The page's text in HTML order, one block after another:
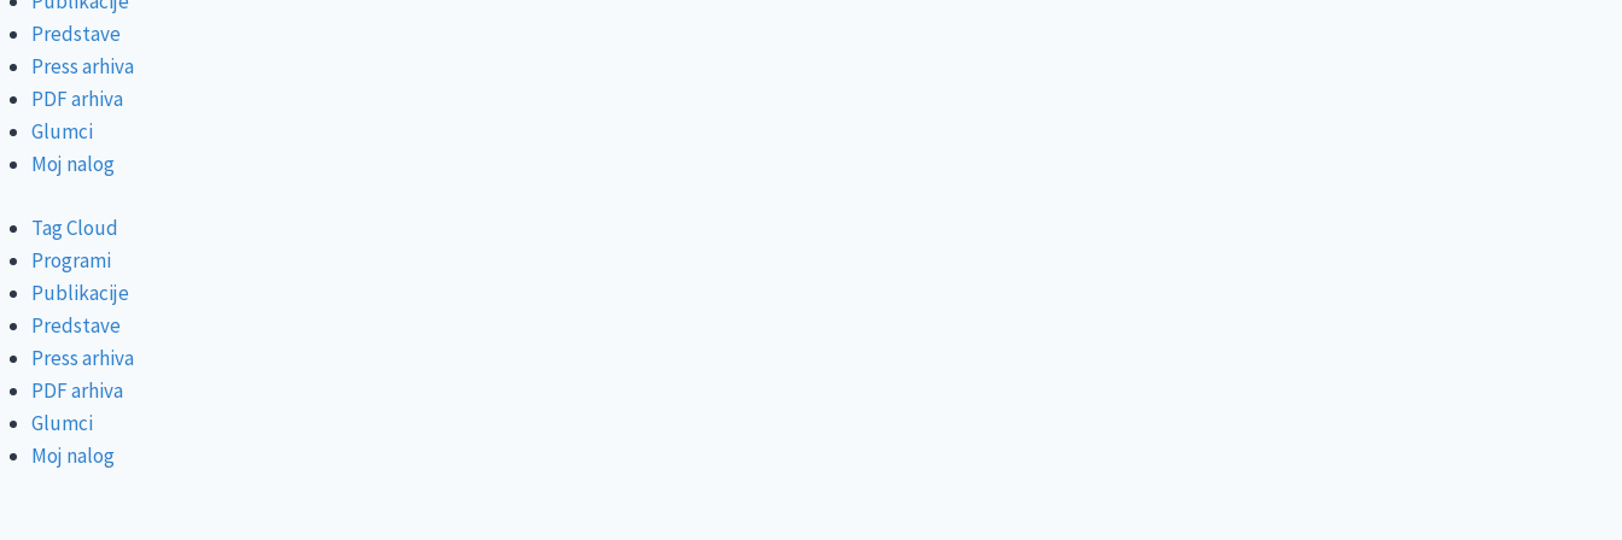
Predstave
Press arhiva
PDF arhiva
Glumci
Moj nalog
Tag Cloud
Programi
Publikacije
Predstave
Press arhiva
PDF arhiva
Glumci
Moj nalog